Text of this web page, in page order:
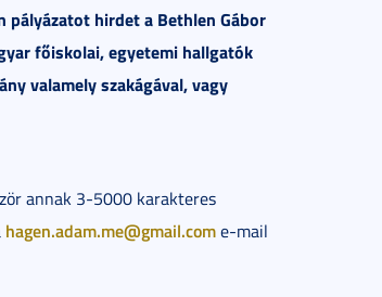
pályázatot hirdet a Bethlen Gábor
főiskolai, egyetemi hallgatók
valamely szakágával, vagy
annak 3-5000 karakteres
hagen.adam.me@gmail.come-mail